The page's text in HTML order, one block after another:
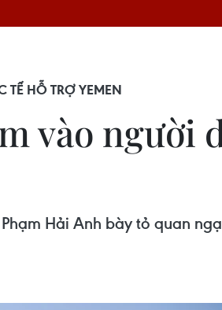
HỖ TRỢ YEMEN
vào người
Hải Anh bày tỏ quan